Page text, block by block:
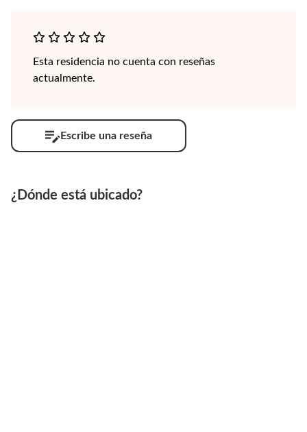
Esta residencia no cuenta con reseñas
actualmente.
Escribe una reseña
¿Dónde está ubicado?